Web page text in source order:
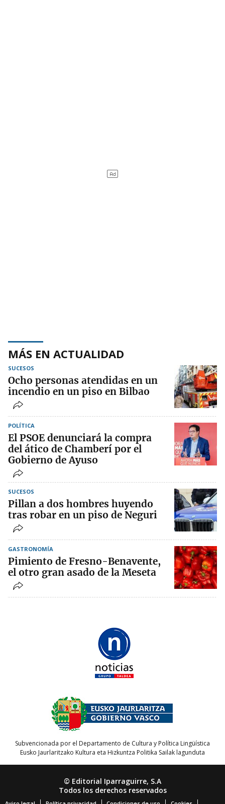
MÁS EN ACTUALIDAD
SUCESOS
Ocho personas atendidas en un
incendio en un piso en Bilbao
POLÍTICA
El PSOE denunciará la compra
del ático de Chamberí por el
Gobierno de Ayuso
SUCESOS
Pillan a dos hombres huyendo
tras robar en un piso de Neguri
GASTRONOMÍA
Pimiento de Fresno-Benavente,
el otro gran asado de la Meseta
Subvencionada por el Departamento de Cultura y Política Lingüística
Eusko Jaurlaritzako Kultura eta Hizkuntza Politika Sailak lagunduta
© Editorial Iparraguirre, S.A
Todos los derechos reservados